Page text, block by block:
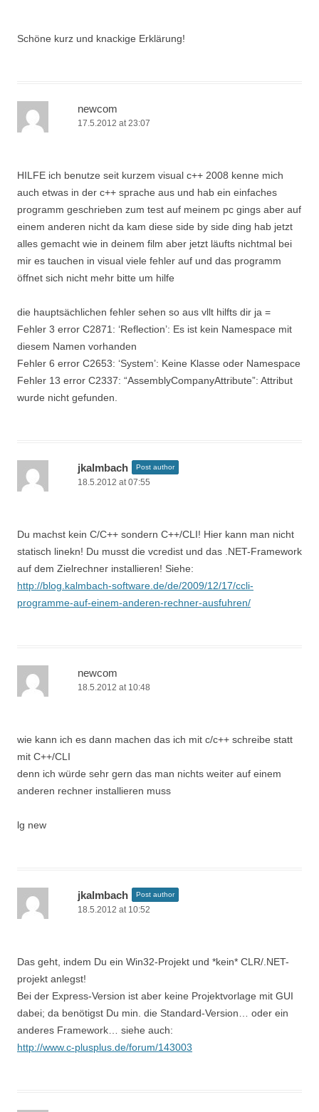
Schöne kurz und knackige Erklärung!
newcom
17.5.2012 at 23:07
HILFE ich benutze seit kurzem visual c++ 2008 kenne mich
auch etwas in der c++ sprache aus und hab ein einfaches
programm geschrieben zum test auf meinem pc gings aber auf
einem anderen nicht da kam diese side by side ding hab jetzt
alles gemacht wie in deinem film aber jetzt läufts nichtmal bei
mir es tauchen in visual viele fehler auf und das programm
öffnet sich nicht mehr bitte um hilfe
die hauptsächlichen fehler sehen so aus vllt hilfts dir ja =
Fehler 3 error C2871: ‘Reflection’: Es ist kein Namespace mit
diesem Namen vorhanden
Fehler 6 error C2653: ‘System’: Keine Klasse oder Namespace
Fehler 13 error C2337: “AssemblyCompanyAttribute”: Attribut
wurde nicht gefunden.
jkalmbach Post author
18.5.2012 at 07:55
Du machst kein C/C++ sondern C++/CLI! Hier kann man nicht
statisch linekn! Du musst die vcredist und das .NET-Framework
auf dem Zielrechner installieren! Siehe:
http://blog.kalmbach-software.de/de/2009/12/17/ccli-
programme-auf-einem-anderen-rechner-ausfuhren/
newcom
18.5.2012 at 10:48
wie kann ich es dann machen das ich mit c/c++ schreibe statt
mit C++/CLI
denn ich würde sehr gern das man nichts weiter auf einem
anderen rechner installieren muss
lg new
jkalmbach Post author
18.5.2012 at 10:52
Das geht, indem Du ein Win32-Projekt und *kein* CLR/.NET-
projekt anlegst!
Bei der Express-Version ist aber keine Projektvorlage mit GUI
dabei; da benötigst Du min. die Standard-Version… oder ein
anderes Framework… siehe auch:
http://www.c-plusplus.de/forum/143003